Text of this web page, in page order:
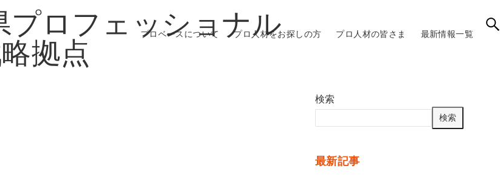
プロベースについて プロ人材をお探しの方 プロ人材の皆さま 最新情報一覧
検索
検索
最新記事